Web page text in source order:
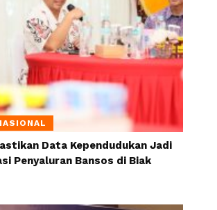
Data Kependudukan Jadi
Penyaluran Bansos di Biak